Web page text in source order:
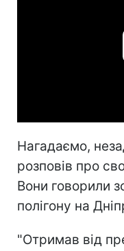
Нагадаємо,
розповів про
Вони говорили
полігону на
"Отримав від